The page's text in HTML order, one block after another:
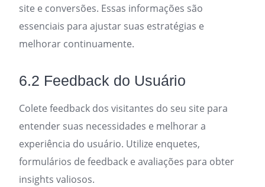
site e conversões. Essas informações são
essenciais para ajustar suas estratégias e
melhorar continuamente.
6.2 Feedback do Usuário
Colete feedback dos visitantes do seu site para
entender suas necessidades e melhorar a
experiência do usuário. Utilize enquetes,
formulários de feedback e avaliações para obter
insights valiosos.